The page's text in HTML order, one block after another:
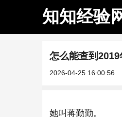
知知经验
怎么能查到
2026-04-25 16:00:56
她叫蒋勤勤。